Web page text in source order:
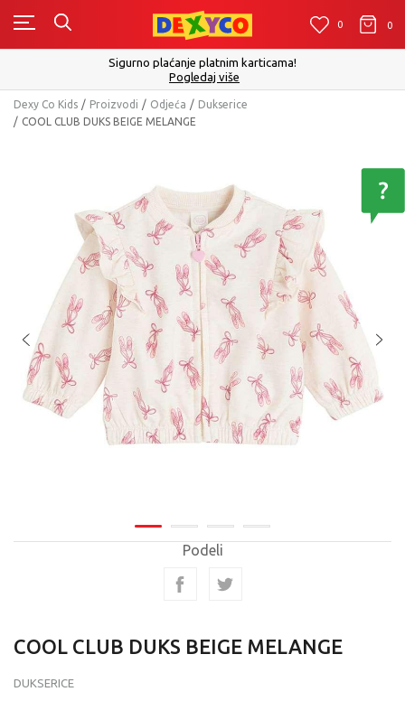
0 0
Sigurno plaćanje platnim karticama!
Pogledaj više
Dexy Co Kids Proizvodi Odjeća
Dukserice
COOL CLUB DUKS BEIGE MELANGE
Podeli
COOL CLUB DUKS BEIGE MELANGE
DUKSERICE